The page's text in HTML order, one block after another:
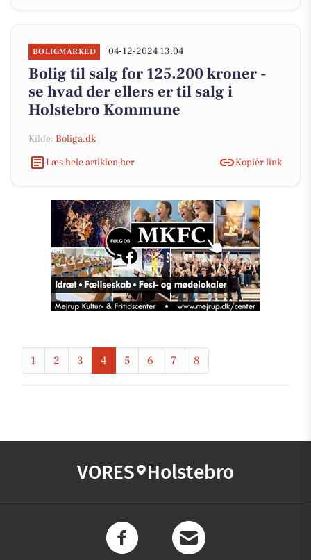
BOLIGMARKED 04-12-2024 13:04
Bolig til salg for 125.200 kroner -
se hvad der ellers er til salg i
Holstebro Kommune
Kilde: Boliga.dk
Læs hele artiklen her
Kopiér link
1 2 3 4 5 6 7 8
VORES Holstebro